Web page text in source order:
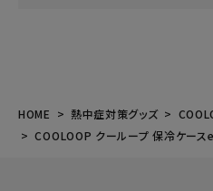
HOME 熱中症対策グッズ
COOLOOP クーループ 保冷ケース